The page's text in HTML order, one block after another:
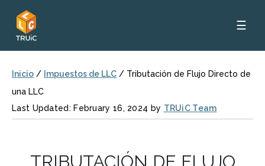
☰
Inicio / Impuestos de LLC / Tributación de Flujo Directo de
una LLC
Last Updated: February 16, 2024 by TRUiC Team
TRIBUTACIÓN DE FLUJO